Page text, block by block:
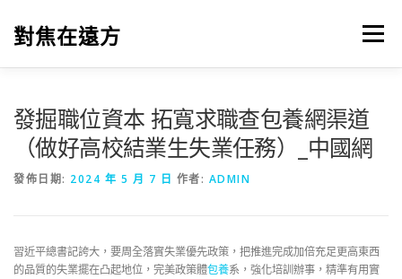
對焦在遠方 選單
發掘職位資本 拓寬求職查包養網渠道
（做好高校結業生失業任務）_中國網
發佈日期: 2024 年 5 月 7 日 作者: ADMIN
習近平總書記誇大，要周全落實失業優先政策，把推進完成加倍充足更高東西
的品質的失業擺在凸起地位，完美政策體包養系，強化培訓辦事，精準有用實